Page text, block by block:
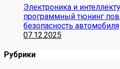
Электроника и
программный тюнинг
безопасность автомобиля
07.12.2025
Рубрики